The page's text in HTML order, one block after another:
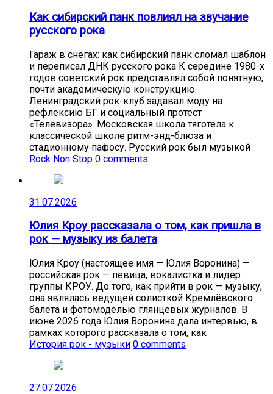
Как сибирский панк повлиял на звучание
русского рока
Гараж в снегах: как сибирский панк сломал шаблон
и переписал ДНК русского рока К середине 1980-х
годов советский рок представлял собой понятную,
почти академическую конструкцию.
Ленинградский рок-клуб задавал моду на
рефлексию БГ и социальный протест
«Телевизора». Московская школа тяготела к
классической школе ритм-энд-блюза и
стадионному пафосу. Русский рок был музыкой
Rock Non Stop 0 comments
31.07.2026
Юлия Кроу рассказала о том, как пришла в
рок — музыку из балета
Юлия Кроу (настоящее имя — Юлия Воронина) —
российская рок — певица, вокалистка и лидер
группы КРОУ. До того, как прийти в рок — музыку,
она являлась ведущей солисткой Кремлёвского
балета и фотомоделью глянцевых журналов. В
июне 2026 года Юлия Воронина дала интервью, в
рамках которого рассказала о том, как
История рок - музыки 0 comments
27.07.2026